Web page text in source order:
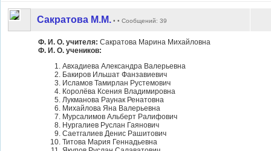
Сакратова М.М. • • Сообщений: 39
Ф. И. О. учителя: Сакратова Марина Михайловна
Ф. И. О. учеников:
Авхадиева Александра Валерьевна
Бакиров Ильшат Фанзавиевич
Исламов Тамирлан Рустемович
Королёва Ксения Владимировна
Лукманова Раунак Ренатовна
Михайлова Яна Валерьевна
Мурсалимов Альберт Ралифович
Нургалиев Руслан Гаянович
Саетгалиев Денис Рашитович
Титова Мария Геннадьевна